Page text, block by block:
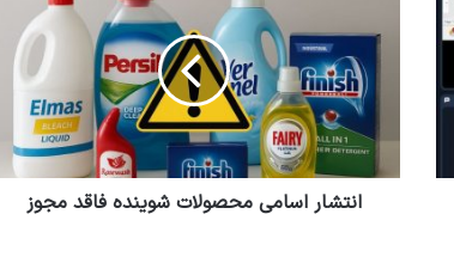
بیش اظهاری و شرح وارداتتان را منتشر
خواهیم نمود
آزمایشگاه مرجع سلامت جامعه را زیر ذره‌بین
دارد
ا
انتشار اسامی محصولات شوینده فاقد مجوز